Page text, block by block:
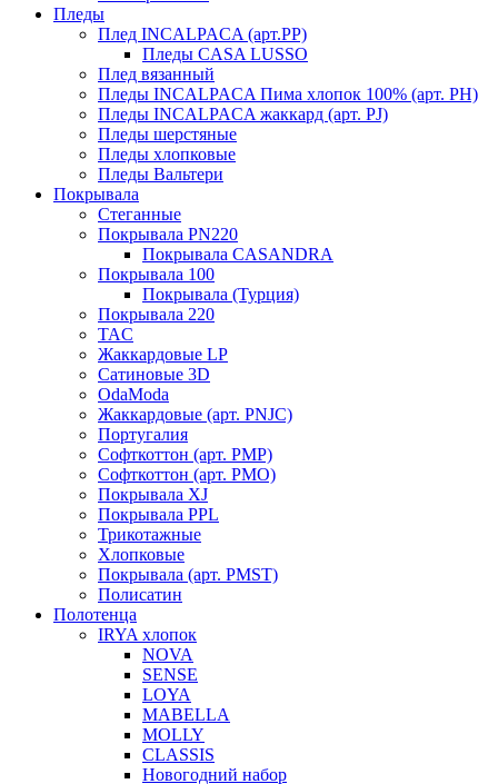
Пледы
Плед INCALPACA (арт.PP)
Пледы CASA LUSSO
Плед вязанный
Пледы INCALPACA Пима хлопок 100% (арт. PH)
Пледы INCALPACA жаккард (арт. PJ)
Пледы шерстяные
Пледы хлопковые
Пледы Вальтери
Покрывала
Стеганные
Покрывала PN220
Покрывала CASANDRA
Покрывала 100
Покрывала (Турция)
Покрывала 220
TAC
Жаккардовые LP
Сатиновые 3D
OdaModa
Жаккардовые (арт. PNJC)
Португалия
Софткоттон (арт. PMP)
Софткоттон (арт. PMO)
Покрывала XJ
Покрывала PPL
Трикотажные
Хлопковые
Покрывала (арт. PMST)
Полисатин
Полотенца
IRYA хлопок
NOVA
SENSE
LOYA
MABELLA
MOLLY
CLASSIS
Новогодний набор